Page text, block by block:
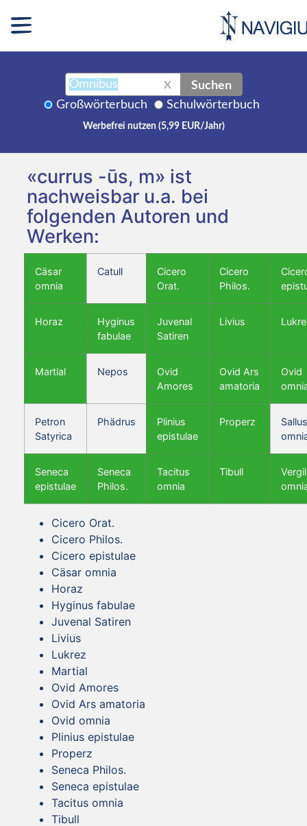
X Suchen
Großwörterbuch Schulwörterbuch
Werbefrei nutzen (5,99 EUR/Jahr)
«currus -ūs, m» ist
nachweisbar u.a. bei
folgenden Autoren und
Werken:
Cäsar
omnia
Catull
Cicero
Orat.
Cicero
Philos.
Horaz
Hyginus
fabulae
Juvenal
Satiren
Livius
Martial Nepos
Ovid
Amores
Ovid Ars
amatoria
Ovid
Petron
Satyrica
Phädrus
Plinius
epistulae
Properz
Seneca
epistulae
Seneca
Philos.
Tacitus
omnia
Tibull
Vergil
Cicero Orat.
Cicero Philos.
Cicero epistulae
Cäsar omnia
Horaz
Hyginus fabulae
Juvenal Satiren
Livius
Lukrez
Martial
Ovid Amores
Ovid Ars amatoria
Ovid omnia
Plinius epistulae
Properz
Seneca Philos.
Seneca epistulae
Tacitus omnia
Tibull